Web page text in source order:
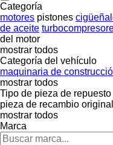
Categoría
motores pistones
de aceite
del motor
mostrar todos
Categoría del vehículo
maquinaria de
mostrar todos
Tipo de pieza de repuesto
pieza de recambio original
mostrar todos
Marca